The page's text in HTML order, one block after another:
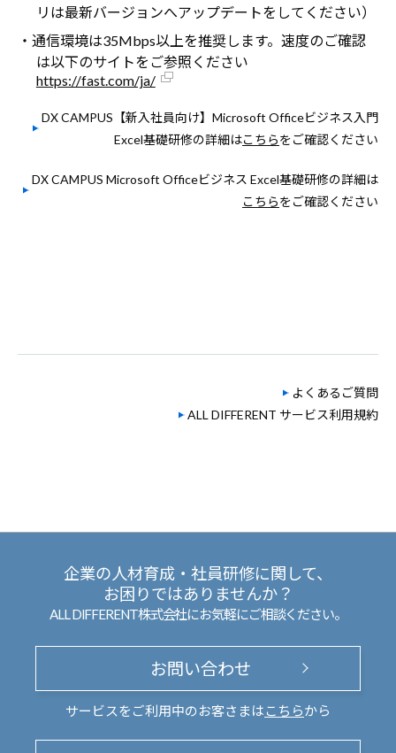
リは最新バージョンへアップデートをしてください）
・通信環境は35Mbps以上を推奨します。速度のご確認
は以下のサイトをご参照ください
https://fast.com/ja/
DX CAMPUS【新入社員向け】Microsoft Officeビジネス入門
Excel基礎研修の詳細はこちらをご確認ください
DX CAMPUS Microsoft Officeビジネス Excel基礎研修の詳細は
こちらをご確認ください
よくあるご質問
ALL DIFFERENT サービス利用規約
企業の人材育成・社員研修に関して、
お困りではありませんか？
ALL DIFFERENT株式会社にお気軽にご相談ください。
お問い合わせ
サービスをご利用中のお客さまは こちらから